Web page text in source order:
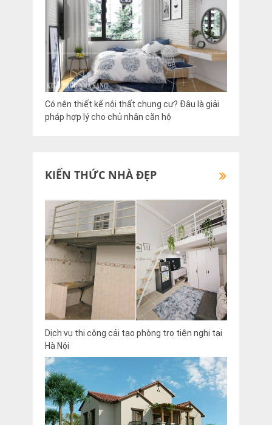
Có nên thiết kế nội thất chung cư? Đâu là giải
pháp hợp lý cho chủ nhân căn hộ
KIẾN THỨC NHÀ ĐẸP
Dịch vụ thi công cải tạo phòng trọ tiện nghi tại
Hà Nội